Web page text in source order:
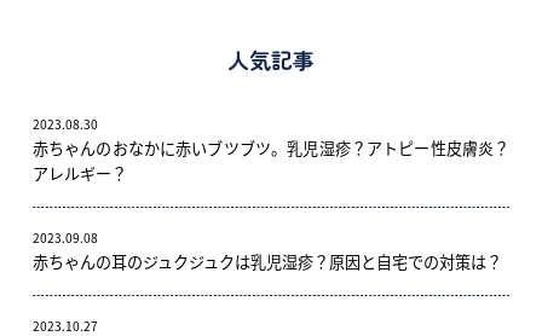
人気記事
2023.08.30
赤ちゃんのおなかに赤いブツブツ。乳児湿疹？アトピー性皮膚炎？
アレルギー？
2023.09.08
赤ちゃんの耳のジュクジュクは乳児湿疹？原因と自宅での対策は？
2023.10.27